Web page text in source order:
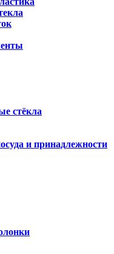
стёкла
и принадлежности